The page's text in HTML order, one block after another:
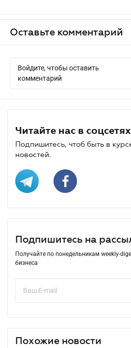
Оставьте комментарий
Войдите, чтобы оставить
комментарий
Читайте нас в
Подпишитесь, чтоб быть в
новостей.
Подпишитесь на
Получайте по понедельникам weekly-
бизнеса
Похожие новости